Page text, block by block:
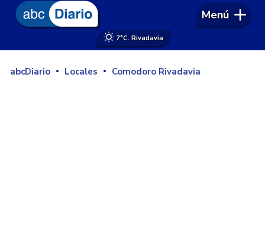
7°C. Rivadavia
Menú
abcDiario Locales Comodoro Rivadavia